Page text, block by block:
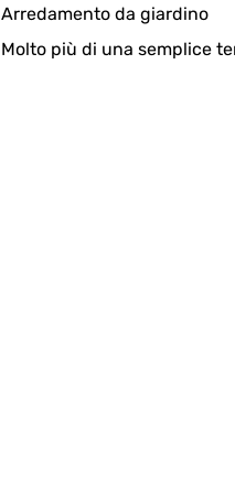
Arredamento da giardino
Molto più di una semplice